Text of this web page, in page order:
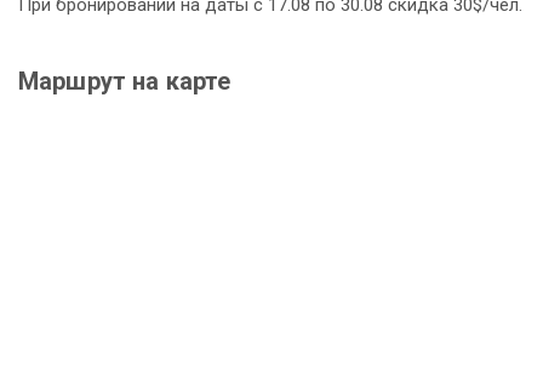
Маршрут на карте